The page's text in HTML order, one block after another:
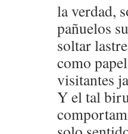
la verdad,
pañuelos
soltar
como
visitantes
Y el tal